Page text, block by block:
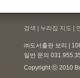
검색 | 누리집 지도 |
㈜도서출판 보리 |
일반 문의
Copyright ⓒ 2010